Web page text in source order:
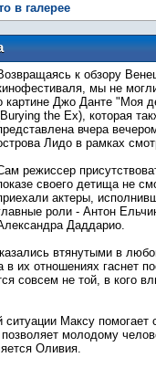
в галерее
к обзору
мы не
картине Джо Данте "Моя
the Ex), которая
вчера
Лидо в рамках
режиссер
своего детища не
актеры,
роли - Антон
Даддарио.
втянутыми в
их отношениях гаснет
совсем не той, в кого
ситуации Максу
молодому
Оливия.